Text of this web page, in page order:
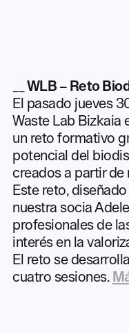
WLB – Reto
El pasado jueves
Waste Lab Bizkaia
un reto formativo
potencial del
creados a partir de
Este reto,
nuestra socia
profesionales de
interés en la
El reto se
cuatro sesiones.